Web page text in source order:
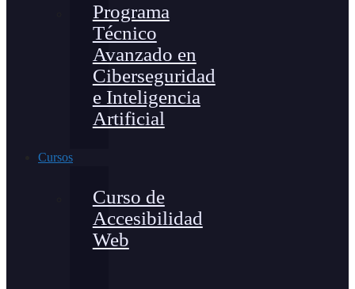
Programa
Técnico
Avanzado en
Ciberseguridad
e Inteligencia
Artificial
Cursos
Curso de
Accesibilidad
Web